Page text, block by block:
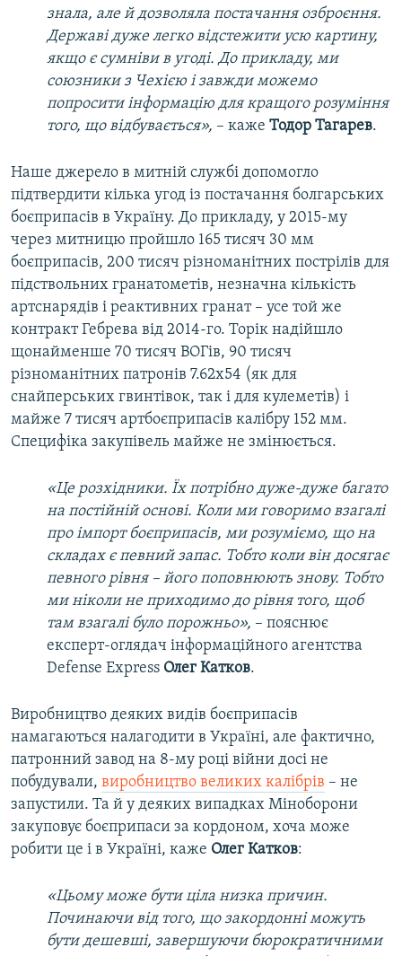
знала, але й дозволяла постачання озброєння.
Державі дуже легко відстежити усю картину,
якщо є сумніви в угоді. До прикладу, ми
союзники з Чехією і завжди можемо
попросити інформацію для кращого розуміння
того, що відбувається», – каже Тодор Тагарев.
Наше джерело в митній службі допомогло
підтвердити кілька угод із постачання болгарських
боєприпасів в Україну. До прикладу, у 2015-му
через митницю пройшло 165 тисяч 30 мм
боєприпасів, 200 тисяч різноманітних пострілів для
підствольних гранатометів, незначна кількість
артснарядів і реактивних гранат – усе той же
контракт Гебрева від 2014-го. Торік надійшло
щонайменше 70 тисяч ВОГів, 90 тисяч
різноманітних патронів 7.62х54 (як для
снайперських гвинтівок, так і для кулеметів) і
майже 7 тисяч артбоєприпасів калібру 152 мм.
Специфіка закупівель майже не змінюється.
«Це розхідники. Їх потрібно дуже-дуже багато
на постійній основі. Коли ми говоримо взагалі
про імпорт боєприпасів, ми розуміємо, що на
складах є певний запас. Тобто коли він досягає
певного рівня – його поповнюють знову. Тобто
ми ніколи не приходимо до рівня того, щоб
там взагалі було порожньо», – пояснює
експерт-оглядач інформаційного агентства
Defense Express Олег Катков.
Виробництво деяких видів боєприпасів
намагаються налагодити в Україні, але фактично,
патронний завод на 8-му році війни досі не
побудували, виробництво великих калібрів – не
запустили. Та й у деяких випадках Міноборони
закуповує боєприпаси за кордоном, хоча може
робити це і в Україні, каже Олег Катков:
«Цьому може бути ціла низка причин.
Починаючи від того, що закордонні можуть
бути дешевші, завершуючи бюрократичними